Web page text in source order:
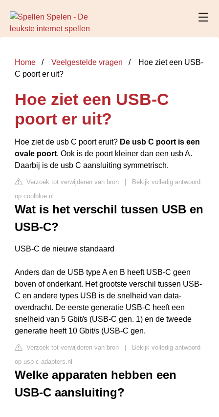
Home Veelgestelde vragen
Hoe ziet een USB-
C poort er uit?
Hoe ziet een USB-C
poort er uit?
Hoe ziet de usb C poort eruit? De usb C poort is een
ovale poort. Ook is de poort kleiner dan een usb A.
Daarbij is de usb C aansluiting symmetrisch.
Verzoek tot verwijderen van bron
Bekijk volledig antwoord
op coolblue.nl
Wat is het verschil tussen USB en
USB-C?
USB-C de nieuwe standaard
Anders dan de USB type A en B heeft USB-C geen
boven of onderkant. Het grootste verschil tussen USB-
C en andere types USB is de snelheid van data-
overdracht. De eerste generatie USB-C heeft een
snelheid van 5 Gbit/s (USB-C gen. 1) en de tweede
generatie heeft 10 Gbit/s (USB-C gen.
Verzoek tot verwijderen van bron
Bekijk volledig antwoord
op usb-c-adapters.nl
Welke apparaten hebben een
USB-C aansluiting?